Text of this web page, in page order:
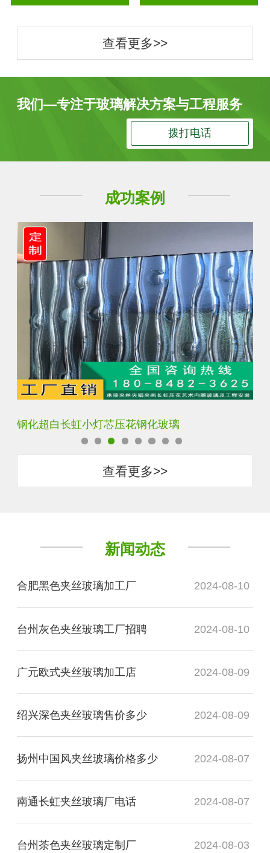
查看更多>>
我们—专注于玻璃解决方案与工程服务
拨打电话
成功案例
钢化超白长虹小灯芯压花钢化玻璃
查看更多>>
新闻动态
合肥黑色夹丝玻璃加工厂 2024-08-10
台州灰色夹丝玻璃工厂招聘 2024-08-10
广元欧式夹丝玻璃加工店 2024-08-09
绍兴深色夹丝玻璃售价多少 2024-08-09
扬州中国风夹丝玻璃价格多少 2024-08-07
南通长虹夹丝玻璃厂电话 2024-08-07
台州茶色夹丝玻璃定制厂 2024-08-03